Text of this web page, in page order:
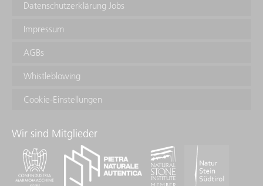
Datenschutzerklärung Jobs
Impressum
AGBs
Whistleblowing
Cookie-Einstellungen
Wir sind Mitglieder